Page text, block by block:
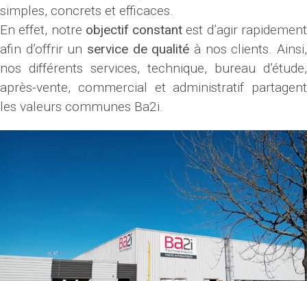
simples, concrets et efficaces.
En effet, notre objectif constant est d’agir rapidement
afin d’offrir un service de qualité à nos clients. Ainsi,
nos différents services, technique, bureau d’étude,
après-vente, commercial et administratif partagent
les valeurs communes Ba2i.